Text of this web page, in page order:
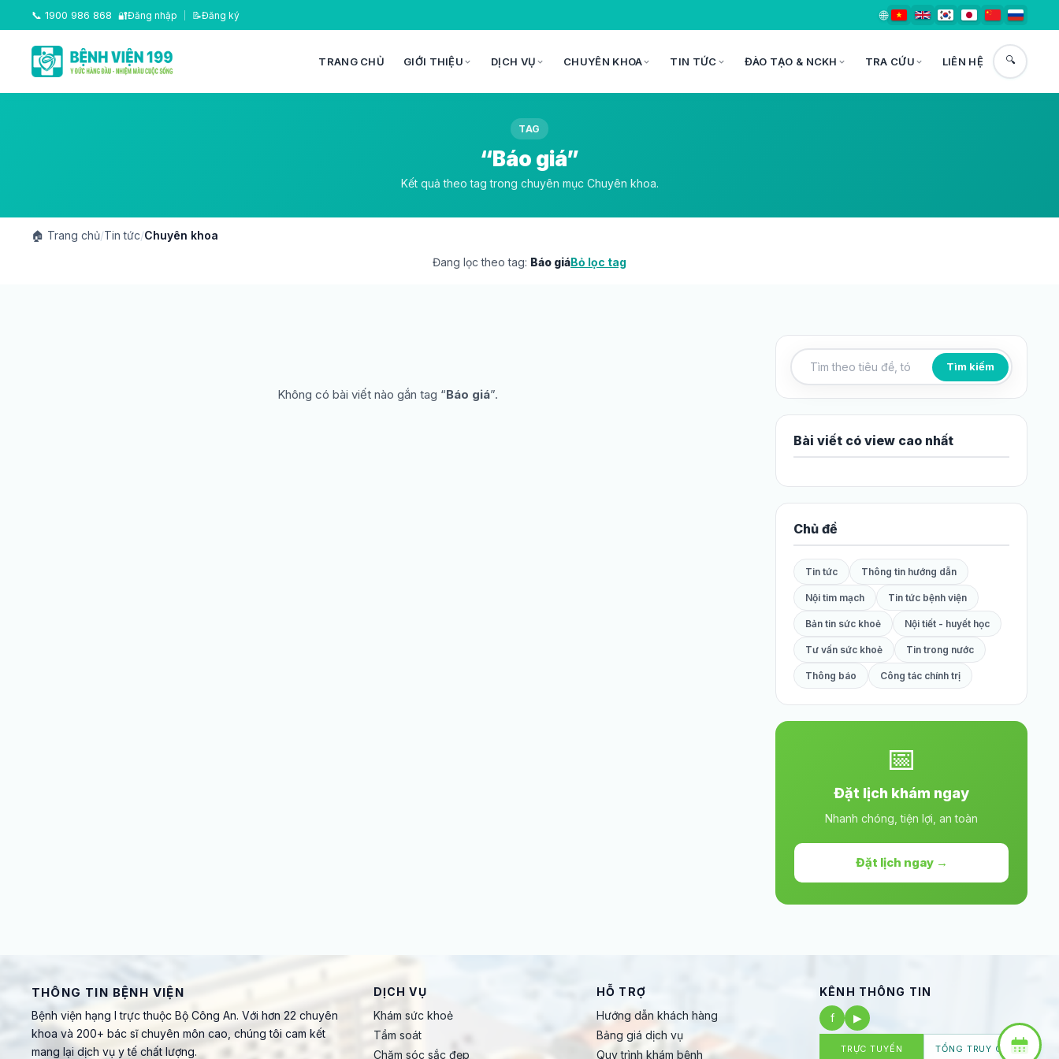
📞 1900 986 868 🔐Đăng nhập 📝Đăng ký 🌐
TRANG CHỦ GIỚI THIỆU DỊCH VỤ CHUYÊN KHOA TIN TỨC ĐÀO TẠO & NCKH TRA CỨU LIÊN HỆ 🔍
TAG
“Báo giá”
Kết quả theo tag trong chuyên mục Chuyên khoa.
🏠 Trang chủ/Tin tức/Chuyên khoa
Đang lọc theo tag: Báo giáBỏ lọc tag
Không có bài viết nào gắn tag “Báo giá”.
Tìm kiếm bài viết
Tìm kiếm
Bài viết có view cao nhất
Chủ đề
Tin tức Thông tin hướng dẫn
Nội tim mạch Tin tức bệnh viện
Bản tin sức khoẻ Nội tiết - huyết học
Tư vấn sức khoẻ Tin trong nước
Thông báo Công tác chính trị
📅
Đặt lịch khám ngay
Nhanh chóng, tiện lợi, an toàn
Đặt lịch ngay →
THÔNG TIN BỆNH VIỆN
Bệnh viện hạng I trực thuộc Bộ Công An. Với hơn 22 chuyên
khoa và 200+ bác sĩ chuyên môn cao, chúng tôi cam kết
mang lại dịch vụ y tế chất lượng.
DỊCH VỤ
Khám sức khoẻ
Tầm soát
Chăm sóc sắc đẹp
HỖ TRỢ
Hướng dẫn khách hàng
Bảng giá dịch vụ
Quy trình khám bệnh
KÊNH THÔNG TIN
f
▶
TRỰC TUYẾN TỔNG TRUY CẬP